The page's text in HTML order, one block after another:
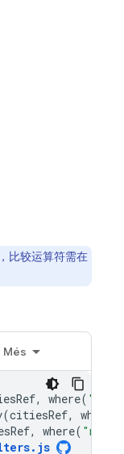
比较运算符需在
Més
, where(
(citiesRef, where
, where( "name"
. js